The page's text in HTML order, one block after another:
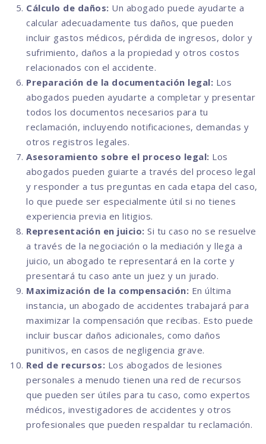
Cálculo de daños: Un abogado puede ayudarte a
calcular adecuadamente tus daños, que pueden
incluir gastos médicos, pérdida de ingresos, dolor y
sufrimiento, daños a la propiedad y otros costos
relacionados con el accidente.
Preparación de la documentación legal: Los
abogados pueden ayudarte a completar y presentar
todos los documentos necesarios para tu
reclamación, incluyendo notificaciones, demandas y
otros registros legales.
Asesoramiento sobre el proceso legal: Los
abogados pueden guiarte a través del proceso legal
y responder a tus preguntas en cada etapa del caso,
lo que puede ser especialmente útil si no tienes
experiencia previa en litigios.
Representación en juicio: Si tu caso no se resuelve
a través de la negociación o la mediación y llega a
juicio, un abogado te representará en la corte y
presentará tu caso ante un juez y un jurado.
Maximización de la compensación: En última
instancia, un abogado de accidentes trabajará para
maximizar la compensación que recibas. Esto puede
incluir buscar daños adicionales, como daños
punitivos, en casos de negligencia grave.
Red de recursos: Los abogados de lesiones
personales a menudo tienen una red de recursos
que pueden ser útiles para tu caso, como expertos
médicos, investigadores de accidentes y otros
profesionales que pueden respaldar tu reclamación.